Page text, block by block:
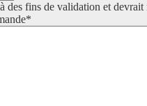
des fins de validation et devrait
*